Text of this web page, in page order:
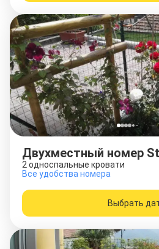
Двухместный номер
2 односпальные кровати
Все удобства номера
Выбрать